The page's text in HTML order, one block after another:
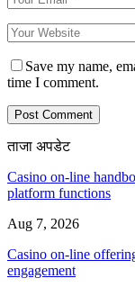
Save my name,
time I comment.
ताजा अपडेट
Casino on-line
platform functions
Aug 7, 2026
Casino on-line
engagement